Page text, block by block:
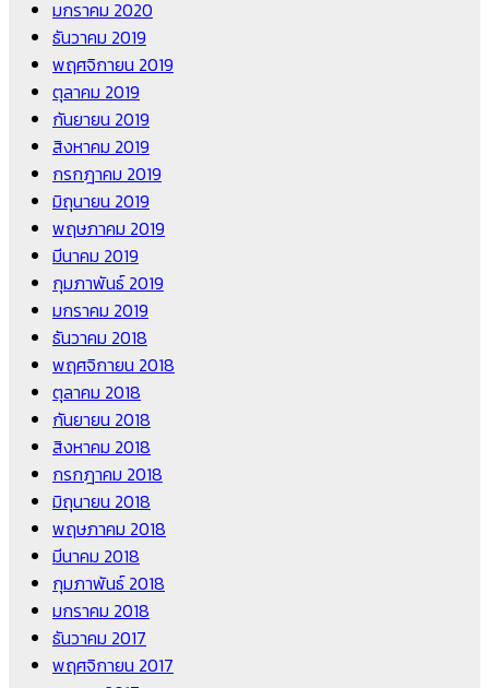
มกราคม 2020
ธันวาคม 2019
พฤศจิกายน 2019
ตุลาคม 2019
กันยายน 2019
สิงหาคม 2019
กรกฎาคม 2019
มิถุนายน 2019
พฤษภาคม 2019
มีนาคม 2019
กุมภาพันธ์ 2019
มกราคม 2019
ธันวาคม 2018
พฤศจิกายน 2018
ตุลาคม 2018
กันยายน 2018
สิงหาคม 2018
กรกฎาคม 2018
มิถุนายน 2018
พฤษภาคม 2018
มีนาคม 2018
กุมภาพันธ์ 2018
มกราคม 2018
ธันวาคม 2017
พฤศจิกายน 2017